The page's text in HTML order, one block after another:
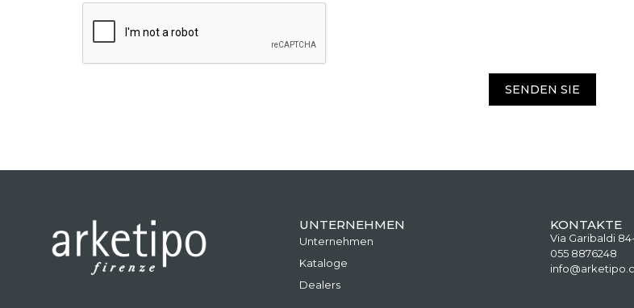
SENDEN SIE
UNTERNEHMEN
Unternehmen
Kataloge
Dealers
KONTAKTE
Via Garibaldi
055 8876248